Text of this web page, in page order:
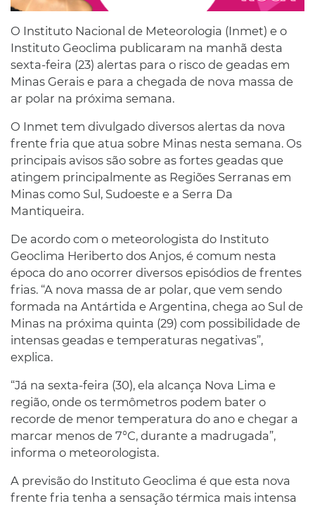
O Instituto Nacional de Meteorologia (Inmet) e o
Instituto Geoclima publicaram na manhã desta
sexta-feira (23) alertas para o risco de geadas em
Minas Gerais e para a chegada de nova massa de
ar polar na próxima semana.
O Inmet tem divulgado diversos alertas da nova
frente fria que atua sobre Minas nesta semana. Os
principais avisos são sobre as fortes geadas que
atingem principalmente as Regiões Serranas em
Minas como Sul, Sudoeste e a Serra Da
Mantiqueira.
De acordo com o meteorologista do Instituto
Geoclima Heriberto dos Anjos, é comum nesta
época do ano ocorrer diversos episódios de frentes
frias. “A nova massa de ar polar, que vem sendo
formada na Antártida e Argentina, chega ao Sul de
Minas na próxima quinta (29) com possibilidade de
intensas geadas e temperaturas negativas”,
explica.
“Já na sexta-feira (30), ela alcança Nova Lima e
região, onde os termômetros podem bater o
recorde de menor temperatura do ano e chegar a
marcar menos de 7°C, durante a madrugada”,
informa o meteorologista.
A previsão do Instituto Geoclima é que esta nova
frente fria tenha a sensação térmica mais intensa